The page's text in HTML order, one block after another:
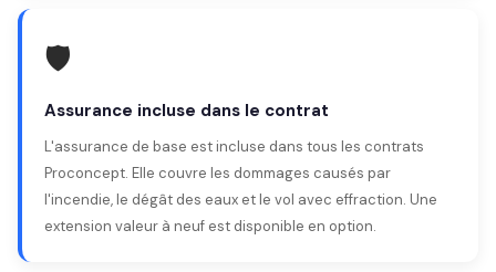
🛡️
Assurance incluse dans le contrat
L'assurance de base est incluse dans tous les contrats
Proconcept. Elle couvre les dommages causés par
l'incendie, le dégât des eaux et le vol avec effraction. Une
extension valeur à neuf est disponible en option.